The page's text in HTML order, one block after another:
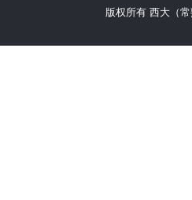
版权所有 西大（